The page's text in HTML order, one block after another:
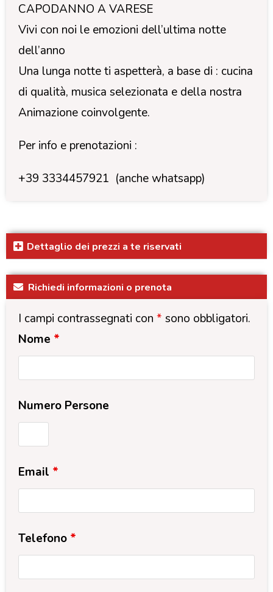
CAPODANNO A VARESE
Vivi con noi le emozioni dell’ultima notte
dell’anno
Una lunga notte ti aspetterà, a base di : cucina
di qualità, musica selezionata e della nostra
Animazione coinvolgente.
Per info e prenotazioni :
+39 3334457921 (anche whatsapp)
Dettaglio dei prezzi a te riservati
Richiedi informazioni o prenota
I campi contrassegnati con* sono obbligatori.
Nome *
Numero Persone
Email *
Telefono *